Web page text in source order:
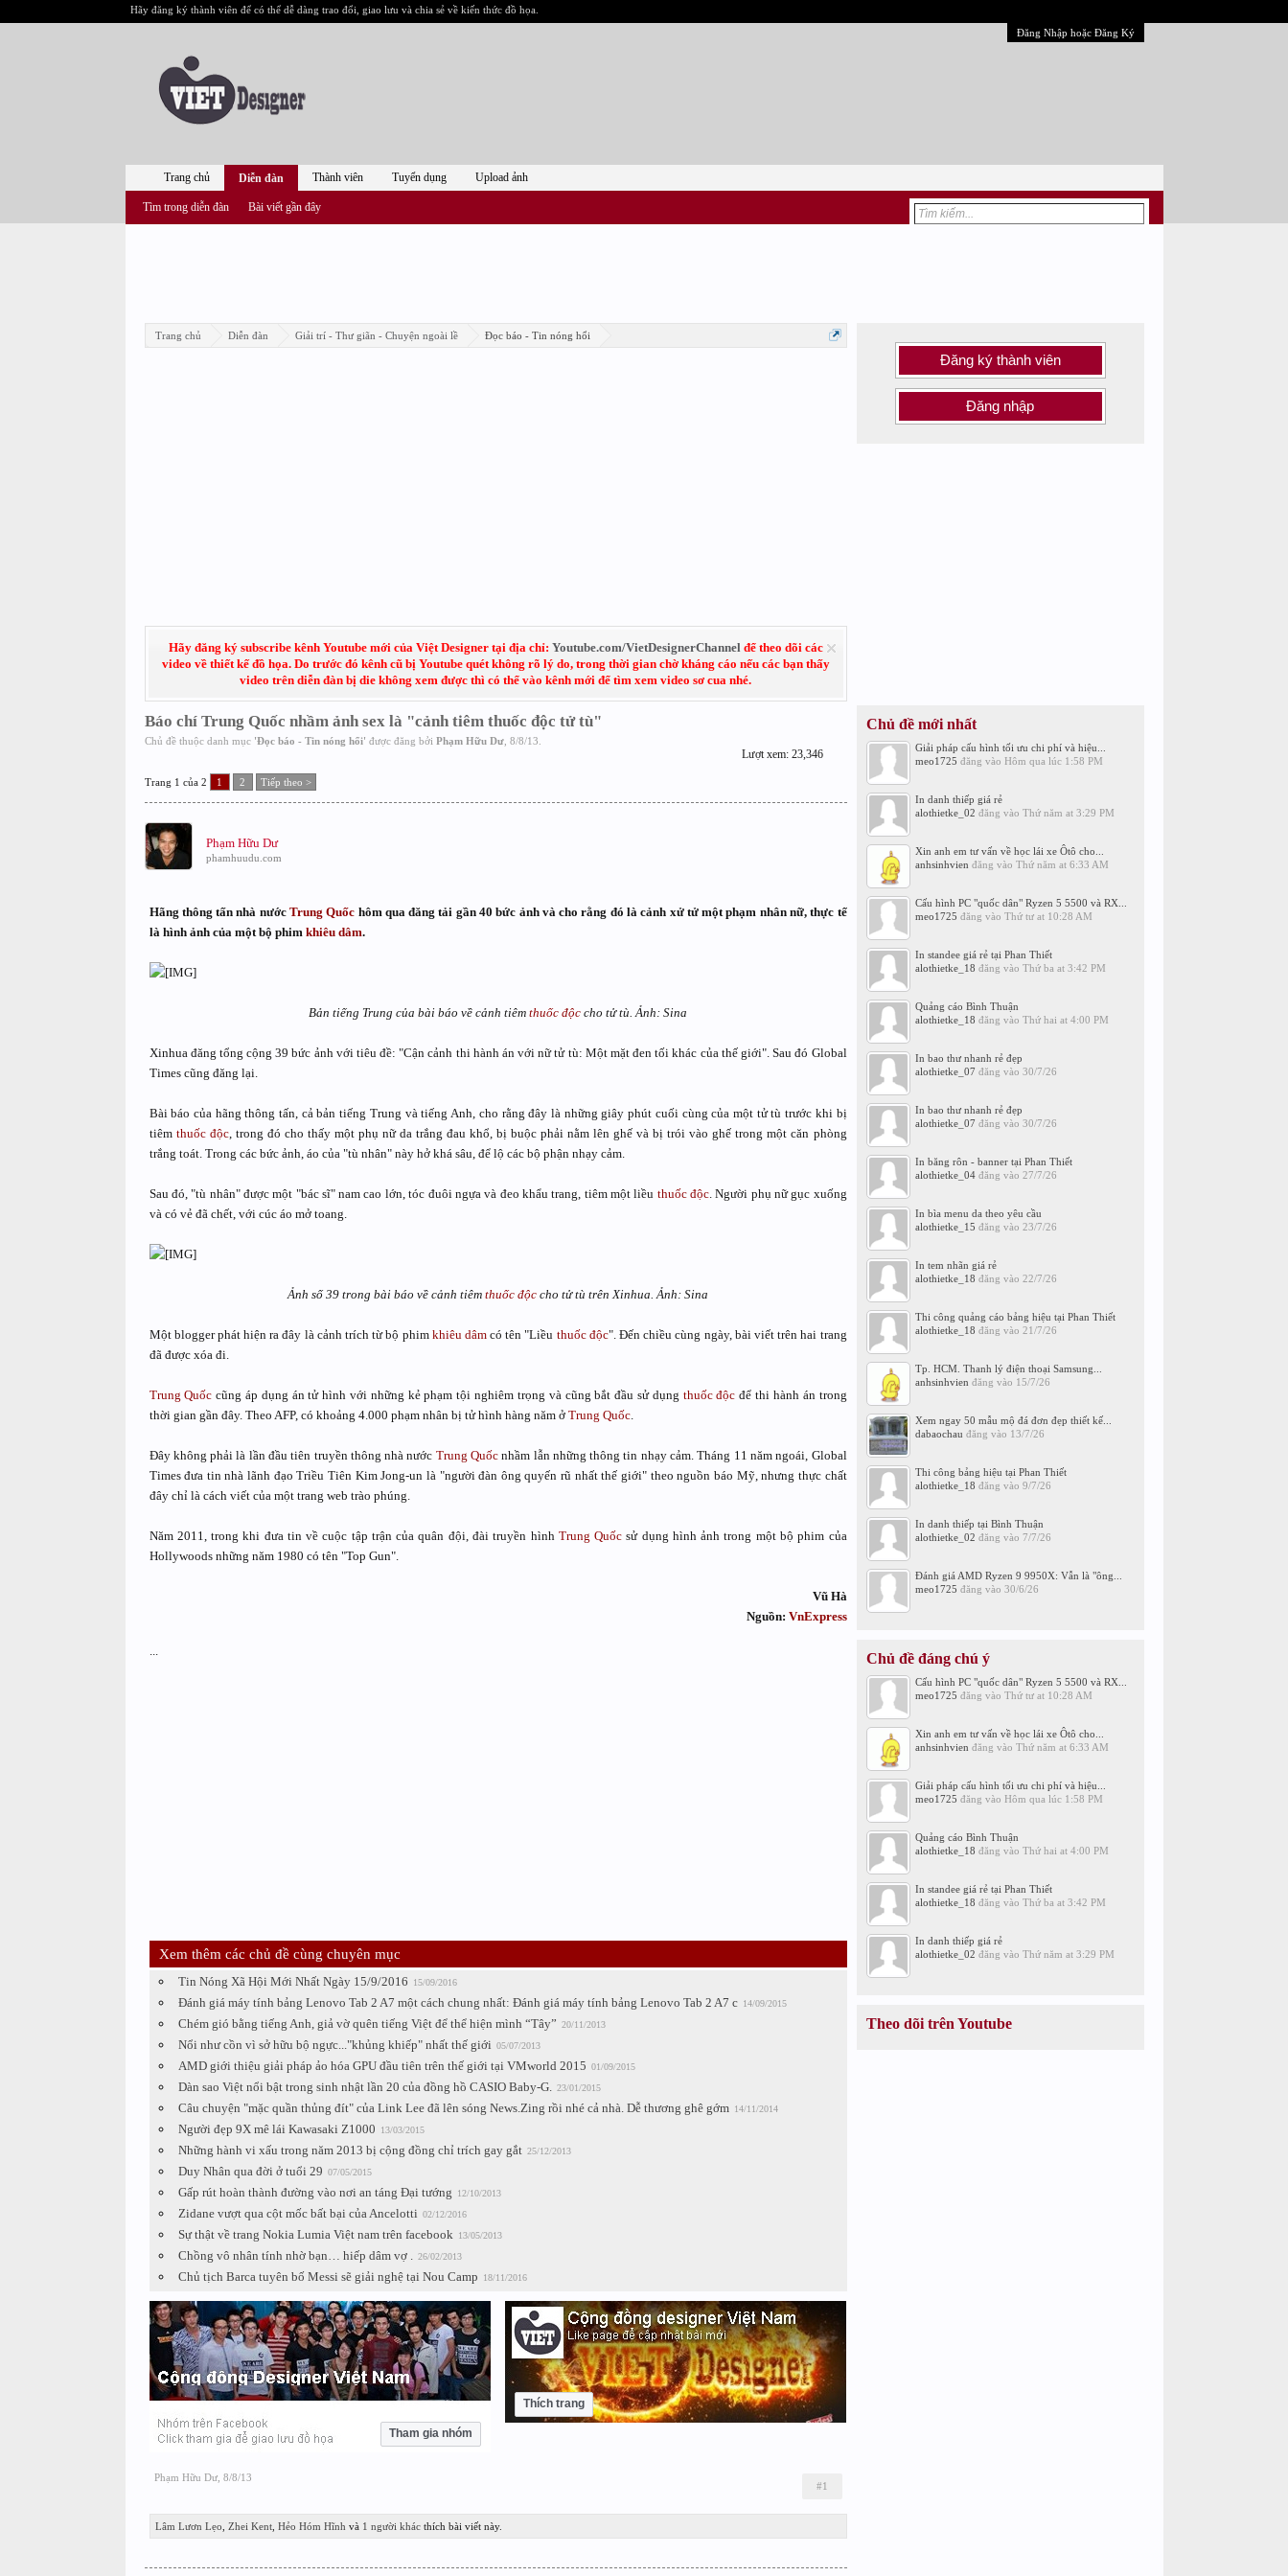
Hãy đăng ký thành viên để có thể dễ dàng trao đổi, giao lưu và chia sẻ về kiến thức đồ họa.
Đăng Nhập hoặc Đăng Ký
Trang chủ Diễn đàn Giải trí - Thư giãn - Chuyện ngoài lề Đọc báo - Tin nóng hổi
Hãy đăng ký subscribe kênh Youtube mới của Việt Designer tại địa chỉ: Youtube.com/VietDesignerChannelđể theo dõi các
video về thiết kế đồ họa. Do trước đó kênh cũ bị Youtube quét không rõ lý do, trong thời gian chờ kháng cáo nếu các bạn thấy
video trên diễn đàn bị die không xem được thì có thể vào kênh mới để tìm xem video sơ cua nhé.
Báo chí Trung Quốc nhầm ảnh sex là "cảnh tiêm thuốc độc tử tù"
Chủ đề thuộc danh mục 'Đọc báo - Tin nóng hổi' được đăng bởi Phạm Hữu Dư, 8/8/13
Lượt xem: 23,346
Trang 1 của 2 1 2 Tiếp theo >
Phạm Hữu Dư
phamhuudu.com
Hãng thông tấn nhà nước Trung Quốc hôm qua đăng tải gần 40 bức ảnh và cho rằng đó là cảnh xử tử một phạm nhân nữ, thực tế
là hình ảnh của một bộ phim khiêu dâm.
Bản tiếng Trung của bài báo về cảnh tiêm thuốc độc cho tử tù. Ảnh: Sina
Xinhua đăng tổng cộng 39 bức ảnh với tiêu đề: "Cận cảnh thi hành án với nữ tử tù: Một mặt đen tối khác của thế giới". Sau đó Global
Times cũng đăng lại.
Bài báo của hãng thông tấn, cả bản tiếng Trung và tiếng Anh, cho rằng đây là những giây phút cuối cùng của một tử tù trước khi bị
tiêm thuốc độc, trong đó cho thấy một phụ nữ da trắng đau khổ, bị buộc phải nằm lên ghế và bị trói vào ghế trong một căn phòng
trắng toát. Trong các bức ảnh, áo của "tù nhân" này hở khá sâu, để lộ các bộ phận nhạy cảm.
Sau đó, "tù nhân" được một "bác sĩ" nam cao lớn, tóc đuôi ngựa và đeo khẩu trang, tiêm một liều thuốc độc. Người phụ nữ gục xuống
và có vẻ đã chết, với cúc áo mở toang.
Ảnh số 39 trong bài báo về cảnh tiêm thuốc độc cho tử tù trên Xinhua. Ảnh: Sina
Một blogger phát hiện ra đây là cảnh trích từ bộ phim khiêu dâmcó tên "Liều thuốc độc". Đến chiều cùng ngày, bài viết trên hai trang
đã được xóa đi.
Trung Quốc cũng áp dụng án tử hình với những kẻ phạm tội nghiêm trọng và cũng bắt đầu sử dụng thuốc độc để thi hành án trong
thời gian gần đây. Theo AFP, có khoảng 4.000 phạm nhân bị tử hình hàng năm ở Trung Quốc.
Đây không phải là lần đầu tiên truyền thông nhà nước Trung Quốc nhầm lẫn những thông tin nhạy cảm. Tháng 11 năm ngoái, Global
Times đưa tin nhà lãnh đạo Triều Tiên Kim Jong-un là "người đàn ông quyến rũ nhất thế giới" theo nguồn báo Mỹ, nhưng thực chất
đây chỉ là cách viết của một trang web trào phúng.
Năm 2011, trong khi đưa tin về cuộc tập trận của quân đội, đài truyền hình Trung Quốc sử dụng hình ảnh trong một bộ phim của
Hollywoods những năm 1980 có tên "Top Gun".
Vũ Hà
Nguồn: VnExpress
...
Xem thêm các chủ đề cùng chuyên mục
Tin Nóng Xã Hội Mới Nhất Ngày 15/9/2016 15/09/2016
Đánh giá máy tính bảng Lenovo Tab 2 A7 một cách chung nhất: Đánh giá máy tính bảng Lenovo Tab 2 A7 c 14/09/2015
Chém gió bằng tiếng Anh, giả vờ quên tiếng Việt để thể hiện mình “Tây” 20/11/2013
Nổi như cồn vì sở hữu bộ ngực..."khủng khiếp" nhất thế giới 05/07/2013
AMD giới thiệu giải pháp ảo hóa GPU đầu tiên trên thế giới tại VMworld 2015 01/09/2015
Dàn sao Việt nổi bật trong sinh nhật lần 20 của đồng hồ CASIO Baby-G. 23/01/2015
Câu chuyện "mặc quần thủng đít" của Link Lee đã lên sóng News.Zing rồi nhé cả nhà. Dễ thương ghê gớm 14/11/2014
Người đẹp 9X mê lái Kawasaki Z1000 13/03/2015
Những hành vi xấu trong năm 2013 bị cộng đồng chỉ trích gay gắt 25/12/2013
Duy Nhân qua đời ở tuổi 29 07/05/2015
Gấp rút hoàn thành đường vào nơi an táng Đại tướng 12/10/2013
Zidane vượt qua cột mốc bất bại của Ancelotti 02/12/2016
Sự thật về trang Nokia Lumia Việt nam trên facebook 13/05/2013
Chồng vô nhân tính nhờ bạn… hiếp dâm vợ . 26/02/2013
Chủ tịch Barca tuyên bố Messi sẽ giải nghệ tại Nou Camp 18/11/2016
Tham gia nhóm
Thích trang
Phạm Hữu Dư, 8/8/13
#1
Lâm Lươn Lẹo Zhei Kent, Hẻo Hóm Hĩnh và 1 người khácthích bài viết này.
Đăng ký thành viên
Đăng nhập
Chủ đề mới nhất
Giải pháp cấu hình tối ưu chi phí và hiệu...
meo1725 đăng vào Hôm qua lúc 1:58 PM
In danh thiếp giá rẻ
alothietke_02 đăng vào Thứ năm at 3:29 PM
Xin anh em tư vấn về học lái xe Ôtô cho...
anhsinhvien đăng vào Thứ năm at 6:33 AM
Cấu hình PC "quốc dân" Ryzen 5 5500 và RX...
meo1725 đăng vào Thứ tư at 10:28 AM
In standee giá rẻ tại Phan Thiết
alothietke_18 đăng vào Thứ ba at 3:42 PM
Quảng cáo Bình Thuận
alothietke_18 đăng vào Thứ hai at 4:00 PM
In bao thư nhanh rẻ đẹp
alothietke_07 đăng vào 30/7/26
In bao thư nhanh rẻ đẹp
alothietke_07 đăng vào 30/7/26
In băng rôn - banner tại Phan Thiết
alothietke_04đăng vào 27/7/26
In bìa menu da theo yêu cầu
alothietke_15 đăng vào 23/7/26
In tem nhãn giá rẻ
alothietke_18 đăng vào 22/7/26
Thi công quảng cáo bảng hiệu tại Phan Thiết
alothietke_18 đăng vào 21/7/26
Tp. HCM. Thanh lý điện thoại Samsung...
anhsinhvien đăng vào 15/7/26
Xem ngay 50 mẫu mộ đá đơn đẹp thiết kế...
dabaochau đăng vào 13/7/26
Thi công bảng hiệu tại Phan Thiết
alothietke_18 đăng vào 9/7/26
In danh thiếp tại Bình Thuận
alothietke_02 đăng vào 7/7/26
Đánh giá AMD Ryzen 9 9950X: Vẫn là "ông...
meo1725 đăng vào 30/6/26
Chủ đề đáng chú ý
Cấu hình PC "quốc dân" Ryzen 5 5500 và RX...
meo1725 đăng vào Thứ tư at 10:28 AM
Xin anh em tư vấn về học lái xe Ôtô cho...
anhsinhvien đăng vào Thứ năm at 6:33 AM
Giải pháp cấu hình tối ưu chi phí và hiệu...
meo1725 đăng vào Hôm qua lúc 1:58 PM
Quảng cáo Bình Thuận
alothietke_18 đăng vào Thứ hai at 4:00 PM
In standee giá rẻ tại Phan Thiết
alothietke_18 đăng vào Thứ ba at 3:42 PM
In danh thiếp giá rẻ
alothietke_02 đăng vào Thứ năm at 3:29 PM
Theo dõi trên Youtube
Trang chủ Diễn đàn
Tìm trong diễn đàn Bài viết gần đây
Thành viên Tuyển dụng Upload ảnh